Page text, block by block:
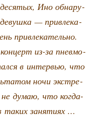
Ино обна­ру­
— при­вле­ка­
при­вле­ка­тель­но.
из-за пнев­мо­
в интер­вью, что
ночи экс­тре­
думаю, что когда-
таких заня­ти­ях …